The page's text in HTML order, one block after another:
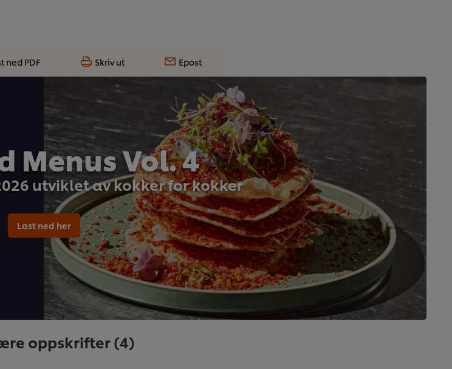
ned PDF Skriv ut Epost
Menus Vol. 4
utviklet av kokker for kokker
Last ned her
oppskrifter(4)